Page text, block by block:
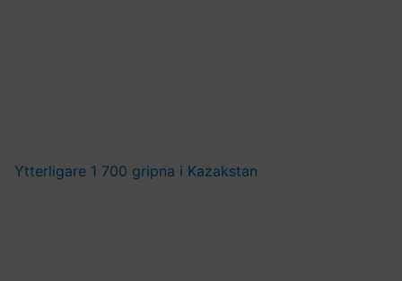
Ytterligare 1 700 gripna i Kazakstan